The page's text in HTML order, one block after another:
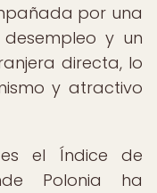
por una
y un
directa, lo
y atractivo
el Índice de
Polonia ha